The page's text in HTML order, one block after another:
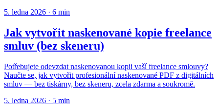
5. ledna 2026 · 6 min
Jak vytvořit naskenované kopie freelance
smluv (bez skeneru)
Potřebujete odevzdat naskenovanou kopii vaší freelance smlouvy?
Naučte se, jak vytvořit profesionální naskenované PDF z digitálních
smluv — bez tiskárny, bez skeneru, zcela zdarma a soukromě.
5. ledna 2026 · 5 min